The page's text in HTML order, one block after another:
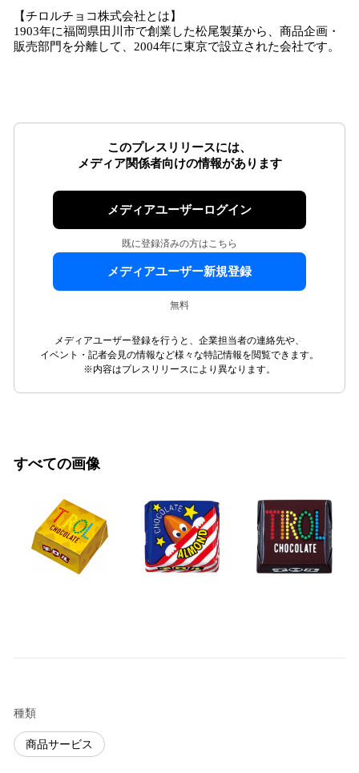
【チロルチョコ株式会社とは】
1903年に福岡県田川市で創業した松尾製菓から、商品企画・
販売部門を分離して、2004年に東京で設立された会社です。
このプレスリリースには、
メディア関係者向けの情報があります
メディアユーザーログイン
既に登録済みの方はこちら
メディアユーザー新規登録
無料
メディアユーザー登録を行うと、企業担当者の連絡先や、
イベント・記者会見の情報など様々な特記情報を閲覧できます。
※内容はプレスリリースにより異なります。
すべての画像
種類
商品サービス